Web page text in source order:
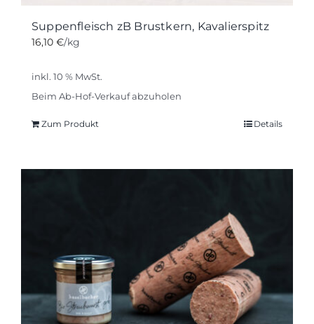
Suppenfleisch zB Brustkern, Kavalierspitz
16,10 €/kg
inkl. 10 % MwSt.
Beim Ab-Hof-Verkauf abzuholen
Zum Produkt Details